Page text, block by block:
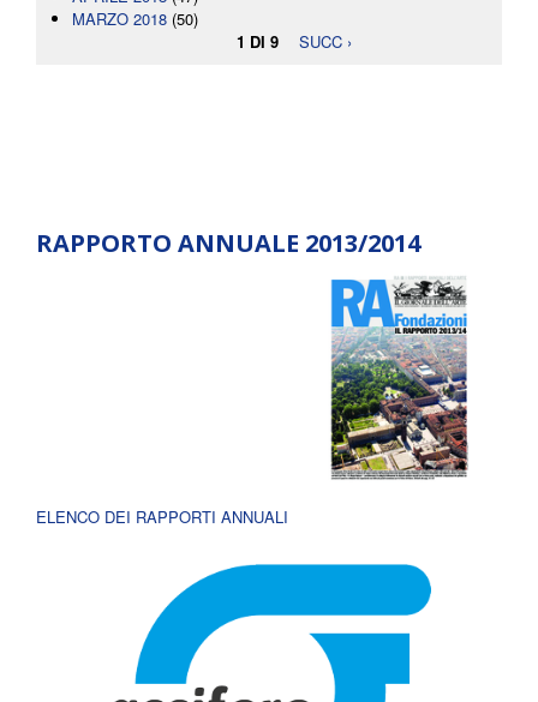
MARZO 2018 (50)
1 DI 9
SUCC ›
RAPPORTO ANNUALE 2013/2014
ELENCO DEI RAPPORTI ANNUALI